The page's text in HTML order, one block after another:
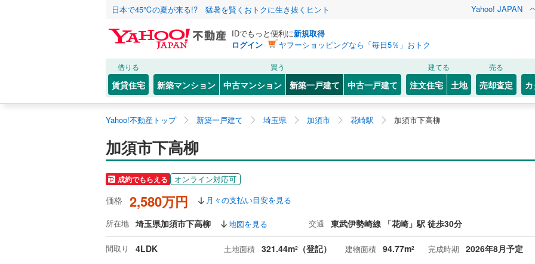
日本で45℃の夏が来る!? 猛暑を賢くおトクに生き抜くヒント Yahoo! JAPAN
IDでもっと便利に新規取得
ログイン
ヤフーショッピングなら「毎日5％」おトク
借りる
賃貸住宅
買う
新築マンション 中古マンション 新築一戸建て 中古一戸建て
建てる
注文住宅 土地
売る
売却査定
Yahoo!不動産トップ 新築一戸建て 埼玉県 加須市 花崎駅 加須市下高柳
加須市下高柳
成約でもらえる オンライン対応可
価格 2,580万円 月々の支払い目安を見る
所在地 埼玉県加須市下高柳 地図を見る 交通 東武伊勢崎線 「花崎」駅 徒歩30分
間取り 4LDK 土地面積 321.44m2 （登記） 建物面積 94.77m2 完成時期 2026年8月予定